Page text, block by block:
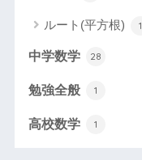
ルート(平方根) 1
中学数学 28
勉強全般 1
高校数学 1